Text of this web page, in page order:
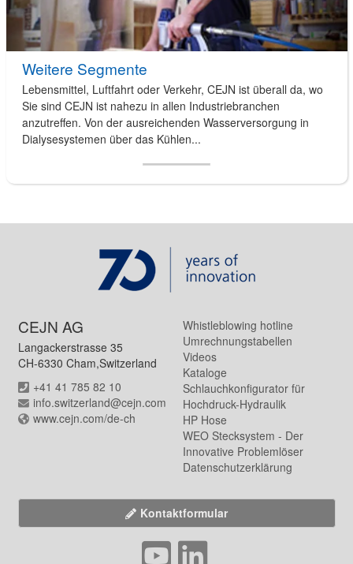
Weitere Segmente
Lebensmittel, Luftfahrt oder Verkehr, CEJN ist überall da, wo
Sie sind CEJN ist nahezu in allen Industriebranchen
anzutreffen. Von der ausreichenden Wasserversorgung in
Dialysesystemen über das Kühlen...
CEJN AG
Langackerstrasse 35
CH-6330 Cham,Switzerland
+41 41 785 82 10
info.switzerland@cejn.com
www.cejn.com/de-ch
Whistleblowing hotline
Umrechnungstabellen
Videos
Kataloge
Schlauchkonfigurator für
Hochdruck-Hydraulik
HP Hose
WEO Stecksystem - Der
Innovative Problemlöser
Datenschutzerklärung
Kontaktformular